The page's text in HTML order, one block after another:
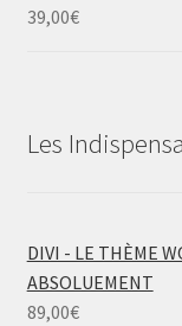
39,00€
Les
DIVI - LE THÈME
ABSOLUEMENT
89,00€